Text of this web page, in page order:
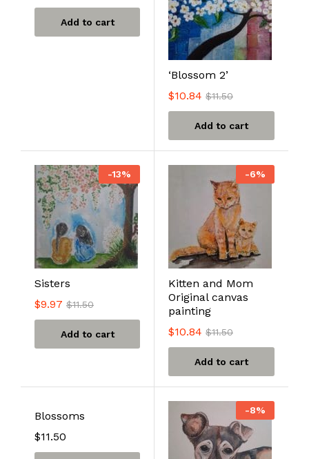
Add to cart
‘Blossom 2’
$10.84 $11.50
Add to cart
-13%
Sisters
$9.97 $11.50
Add to cart
-6%
Kitten and Mom
Original canvas
painting
$10.84 $11.50
Add to cart
Blossoms
$11.50
-8%